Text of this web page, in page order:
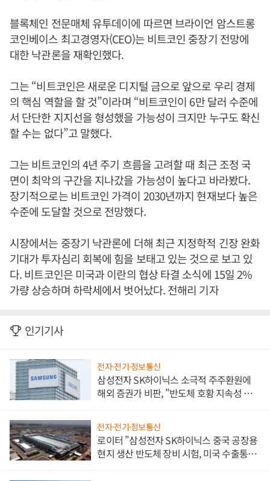
블록체인 전문매체 유투데이에 따르면 브라이언 암스트롱
코인베이스 최고경영자(CEO)는 비트코인 중장기 전망에
대한 낙관론을 재확인했다.
그는 “비트코인은 새로운 디지털 금으로 앞으로 우리 경제
의 핵심 역할을 할 것”이라며 “비트코인이 6만 달러 수준에
서 단단한 지지선을 형성했을 가능성이 크지만 누구도 확신
할 수는 없다”고 말했다.
그는 비트코인의 4년 주기 흐름을 고려할 때 최근 조정 국
면이 최악의 구간을 지나갔을 가능성이 높다고 바라봤다.
장기적으로는 비트코인 가격이 2030년까지 현재보다 높은
수준에 도달할 것으로 전망했다.
시장에서는 중장기 낙관론에 더해 최근 지정학적 긴장 완화
기대가 투자심리 회복에 힘을 보태고 있는 것으로 보고 있
다. 비트코인은 미국과 이란의 협상 타결 소식에 15일 2%
가량 상승하며 하락세에서 벗어났다. 전해리 기자
인기기사
전자·전기·정보통신
삼성전자 SK하이닉스 소극적 주주환원에
해외 증권가 비판, "반도체 호황 지속성 의
전자·전기·정보통신
로이터 "삼성전자 SK하이닉스 중국 공장용
현지 생산 반도체 장비 시험, 미국 수출통제